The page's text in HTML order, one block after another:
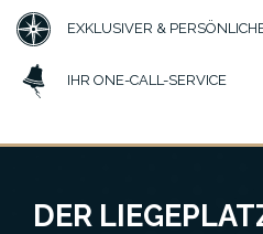
EXKLUSIVER &
IHR ONE-CALL-SERVICE
DER